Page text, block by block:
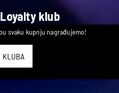
klub
svaku kupnju nagrađujemo!
KLUBA